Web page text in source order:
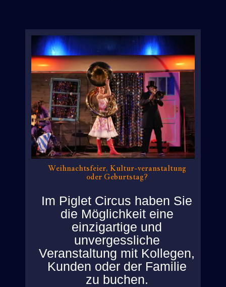
Weihnachtsfeier, Kultur-veranstaltung
oder Geburtstag?
Im Piglet Circus haben Sie
die Möglichkeit eine
einzigartige und
unvergessliche
Veranstaltung mit Kollegen,
Kunden oder der Familie
zu buchen.